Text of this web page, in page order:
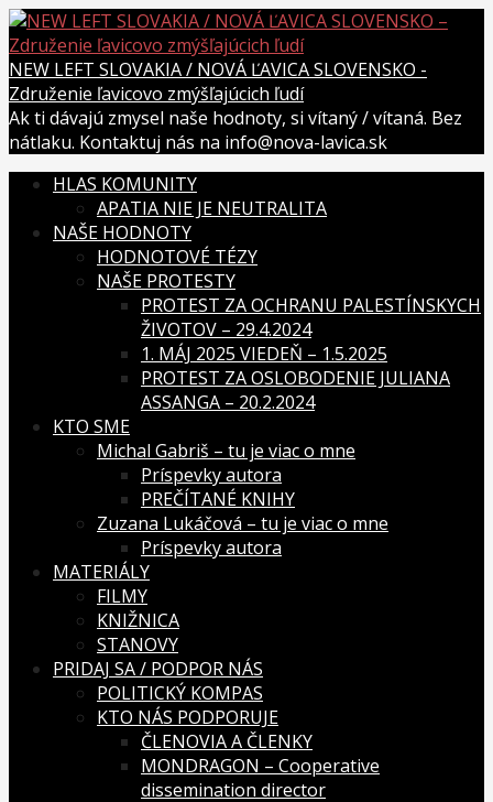
Skip
to
content
NEW LEFT SLOVAKIA / NOVÁ ĽAVICA SLOVENSKO -
Združenie ľavicovo zmýšľajúcich ľudí
Ak ti dávajú zmysel naše hodnoty, si vítaný / vítaná. Bez
nátlaku. Kontaktuj nás na info@nova-lavica.sk
HLAS KOMUNITY
APATIA NIE JE NEUTRALITA
NAŠE HODNOTY
HODNOTOVÉ TÉZY
NAŠE PROTESTY
PROTEST ZA OCHRANU PALESTÍNSKYCH
ŽIVOTOV – 29.4.2024
1. MÁJ 2025 VIEDEŇ – 1.5.2025
PROTEST ZA OSLOBODENIE JULIANA
ASSANGA – 20.2.2024
KTO SME
Michal Gabriš – tu je viac o mne
Príspevky autora
PREČÍTANÉ KNIHY
Zuzana Lukáčová – tu je viac o mne
Príspevky autora
MATERIÁLY
FILMY
KNIŽNICA
STANOVY
PRIDAJ SA / PODPOR NÁS
POLITICKÝ KOMPAS
KTO NÁS PODPORUJE
ČLENOVIA A ČLENKY
MONDRAGON – Cooperative
dissemination director